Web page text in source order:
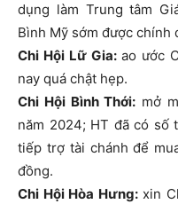
dụng làm Trung tâm
Bình Mỹ sớm được chính
Chi Hội Lữ Gia:ao ước
nay quá chật hẹp.
Chi Hội Bình Thới: mở
năm 2024; HT đã có số
tiếp trợ tài chánh để
đồng.
Chi Hội Hòa Hưng:xin